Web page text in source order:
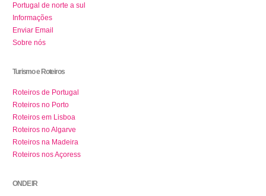
Portugal de norte a sul
Informações
Enviar Email
Sobre nós
Turismo e Roteiros
Roteiros de Portugal
Roteiros no Porto
Roteiros em Lisboa
Roteiros no Algarve
Roteiros na Madeira
Roteiros nos Açoress
ONDE IR